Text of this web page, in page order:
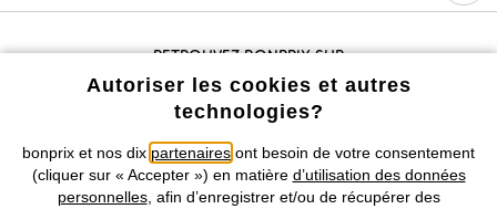
Retrouvez bonprix sur
Prix indiqués TVA comprise avec en susfrais de port & de service
CGV Données personnelles Paramètres des cookies
Autoriser les cookies et autres
technologies?
bonprix et nos dix partenaires ont besoin de votre consentement
(cliquer sur « Accepter ») en matière d’utilisation des données
personnelles, afin d’enregistrer et/ou de récupérer des